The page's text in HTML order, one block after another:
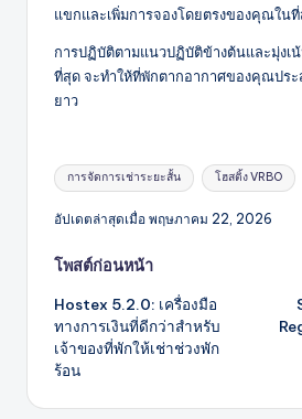
แขกและเพิ่มการจองโดยตรงของคุณใน
การปฏิบัติตามแนวปฏิบัติข้างต้นและมุ่งเ
ที่สุด จะทำให้ที่พักตากอากาศของคุณประ
ยาว
แท็ก:
การจัดการเช่าระยะสั้น โฮสติ้ง VRBO
อัปเดตล่าสุดเมื่อ พฤษภาคม 22, 2026
โพสต์
นำทาง
โพสต์ก่อนหน้า
Hostex 5.2.0: เครื่องมือ
ทางการเงินที่ดีกว่าสำหรับ
เจ้าของที่พักให้เช่าช่วงพัก
ร้อน